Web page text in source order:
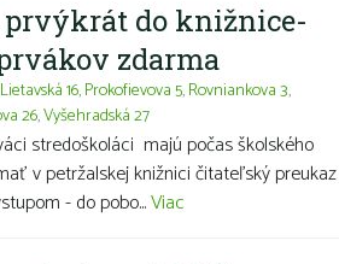
do knižnice-
zdarma
Lietavská 16,Prokofievova 5,Rovniankova 3,
26,Vyšehradská 27
stredoškoláci majú počas školského
v petržalskej knižnici čitateľský preukaz
- do pobo...Viac